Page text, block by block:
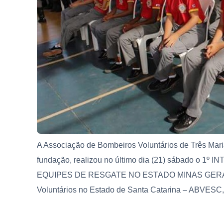
A Associação de Bombeiros Voluntários de Três
fundação, realizou no último dia (21) sábado o 1º
EQUIPES DE RESGATE NO ESTADO MINAS
Voluntários no Estado de Santa Catarina –